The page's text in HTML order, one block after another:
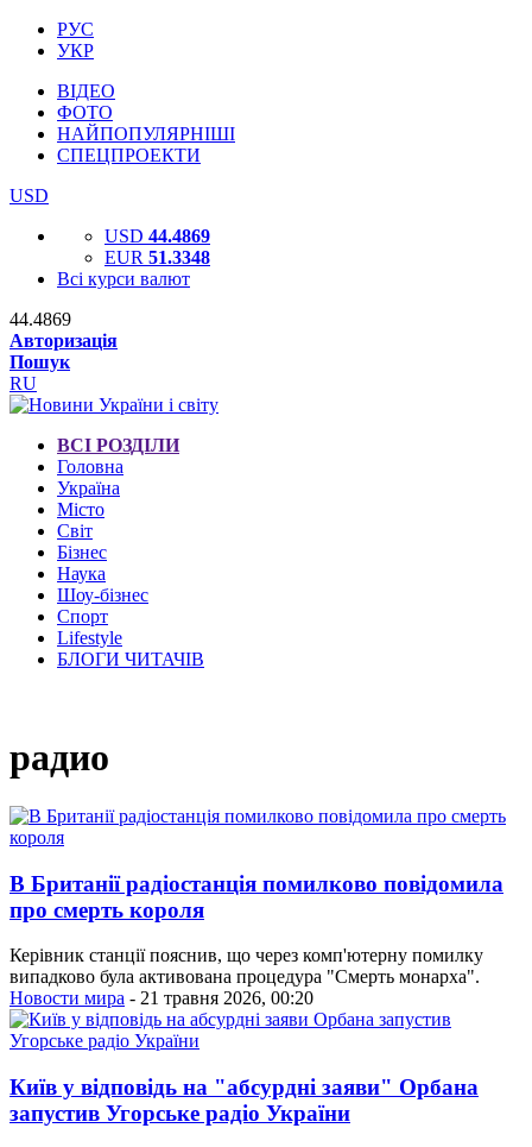
РУС
УКР
ВІДЕО
ФОТО
НАЙПОПУЛЯРНІШІ
СПЕЦПРОЕКТИ
USD
USD 44.4869
EUR 51.3348
Всі курси валют
44.4869
Авторизація
Пошук
RU
ВСІ РОЗДІЛИ
Головна
Україна
Місто
Світ
Бізнес
Наука
Шоу-бізнес
Спорт
Lifestyle
БЛОГИ ЧИТАЧІВ
радио
В Британії радіостанція помилково повідомила
про смерть короля
Керівник станції пояснив, що через комп'ютерну помилку
випадково була активована процедура "Смерть монарха".
Новости мира - 21 травня 2026, 00:20
Київ у відповідь на "абсурдні заяви" Орбана
запустив Угорське радіо України